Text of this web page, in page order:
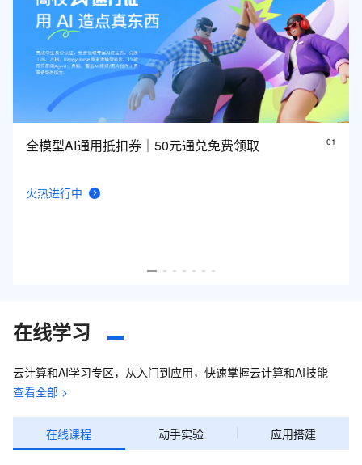
全模型AI通用抵扣券｜50元通兑免费领取 01
火热进行中
在线学习
云计算和AI学习专区，从入门到应用，快速掌握云计算和AI技能
查看全部 >
在线课程 动手实验 应用搭建